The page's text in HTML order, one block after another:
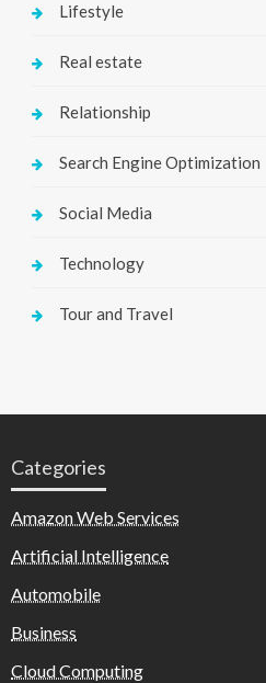
Lifestyle
Real estate
Relationship
Search Engine Optimization
Social Media
Technology
Tour and Travel
Categories
Amazon Web Services
Artificial Intelligence
Automobile
Business
Cloud Computing